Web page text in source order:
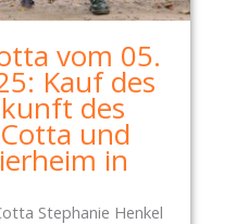
vom 05.
Kauf des
des
und
in
Stephanie Henkel